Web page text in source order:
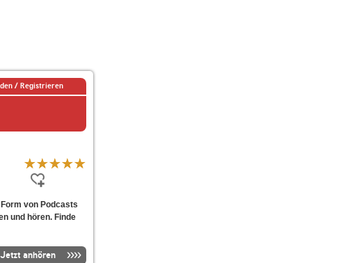
/ Registrieren
von Podcasts
und hören. Finde
Jetzt anhören